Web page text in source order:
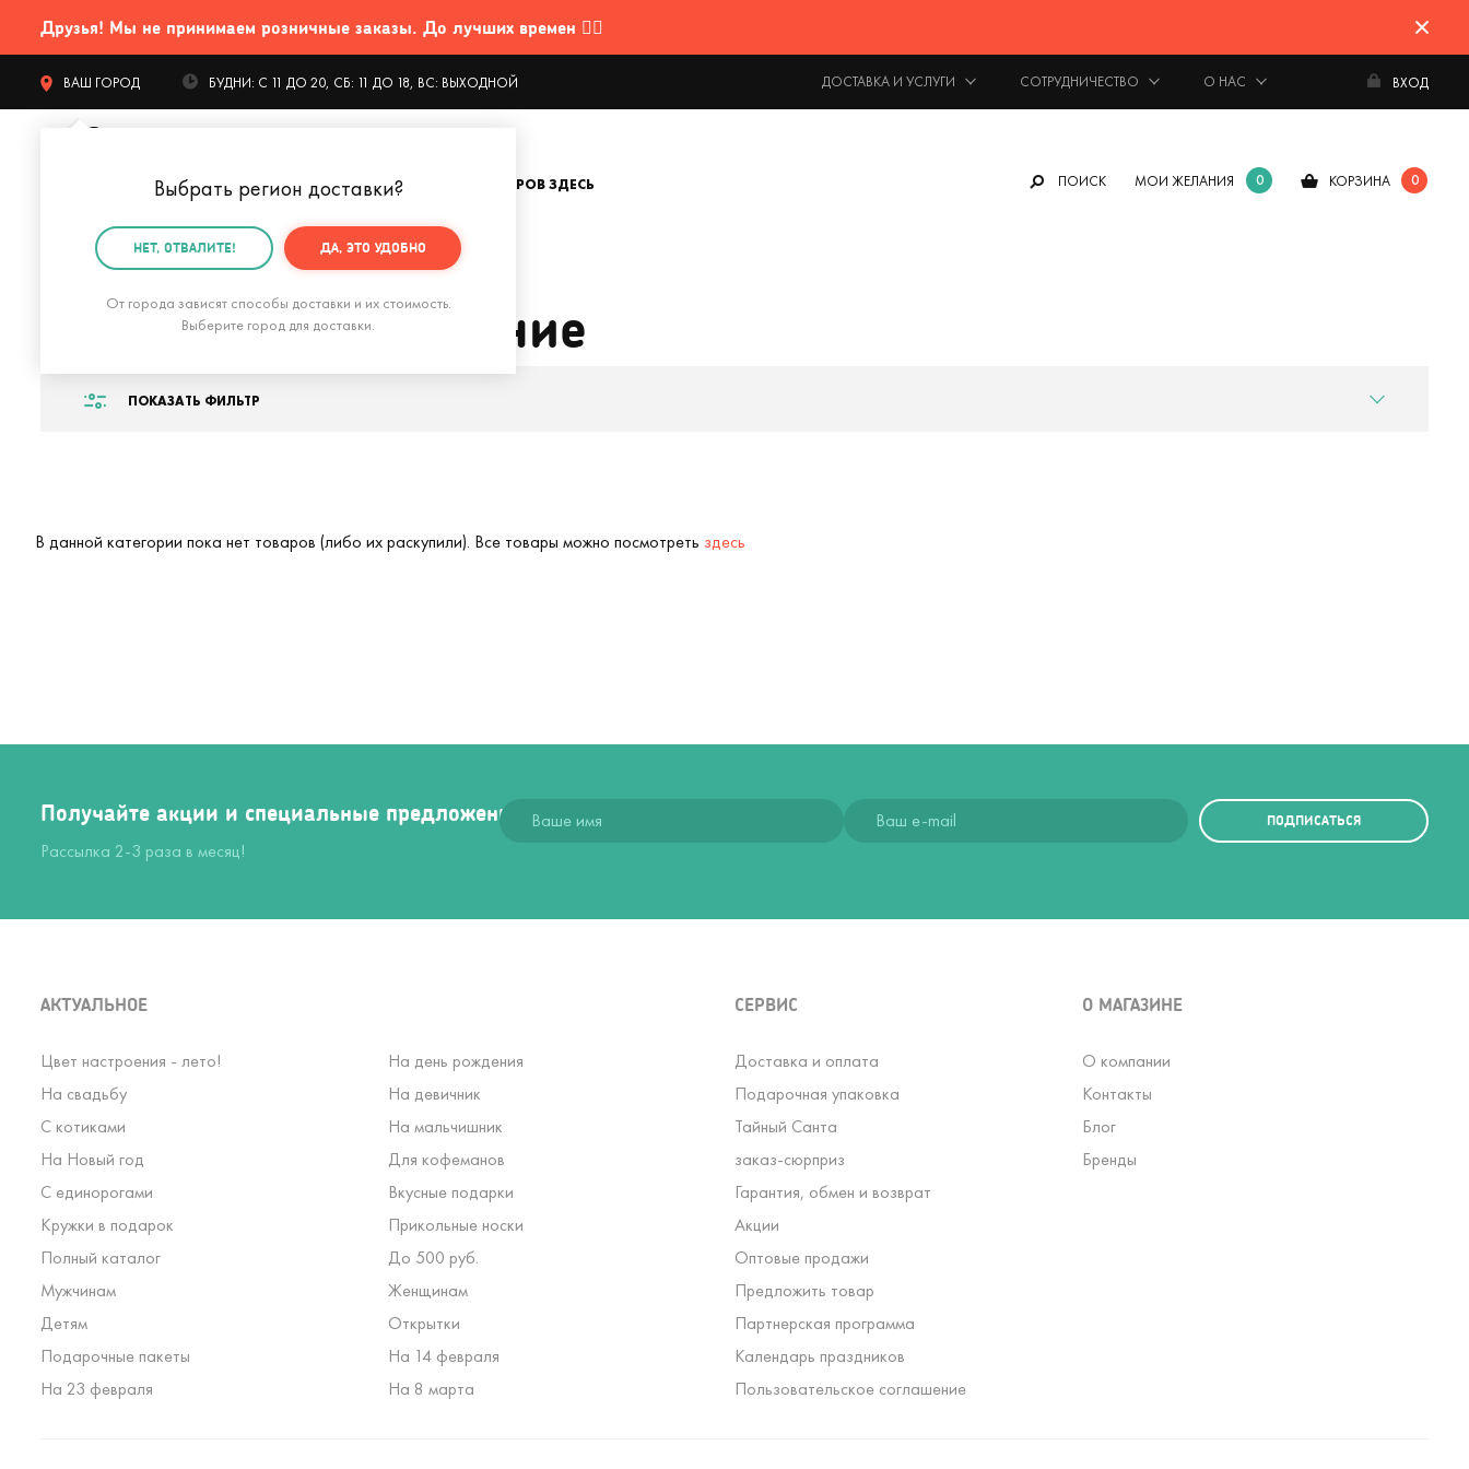
Друзья! Мы не принимаем розничные заказы. До лучших времен 🤷‍♂️
ВАШ ГОРОД
Выбрать регион доставки?
НЕТ, ОТВАЛИТЕ! ДА, ЭТО УДОБНО
От города зависят способы доставки и их стоимость.
Выберите город для доставки.
БУДНИ: С 11 ДО 20, СБ: 11 ДО 18, ВС: ВЫХОДНОЙ ДОСТАВКА И УСЛУГИ СОТРУДНИЧЕСТВО О НАС ВХОД
КАТАЛОГ ТОВАРОВ ЗДЕСЬ ПОИСК МОИ ЖЕЛАНИЯ 0 КОРЗИНА 0
Главная Ожидаем поступление
Ожидаем поступление
ПОКАЗАТЬ ФИЛЬТР
В данной категории пока нет товаров (либо их раскупили). Все товары можно посмотреть здесь
Получайте акции и специальные предложения
Рассылка 2-3 раза в месяц!
ПОДПИСАТЬСЯ
АКТУАЛЬНОЕ
Цвет настроения - лето!
На день рождения
На свадьбу
На девичник
С котиками
На мальчишник
На Новый год
Для кофеманов
С единорогами
Вкусные подарки
Кружки в подарок
Прикольные носки
Полный каталог
До 500 руб.
Мужчинам
Женщинам
Детям
Открытки
Подарочные пакеты
На 14 февраля
На 23 февраля
На 8 марта
СЕРВИС
Доставка и оплата
Подарочная упаковка
Тайный Санта
заказ-сюрприз
Гарантия, обмен и возврат
Акции
Оптовые продажи
Предложить товар
Партнерская программа
Календарь праздников
Пользовательское соглашение
О МАГАЗИНЕ
О компании
Контакты
Блог
Бренды